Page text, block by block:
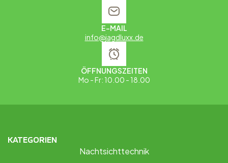
E-MAIL
info@jagdluxx.de
ÖFFNUNGSZEITEN
Mo - Fr: 10.00 - 18.00
KATEGORIEN
Nachtsichttechnik